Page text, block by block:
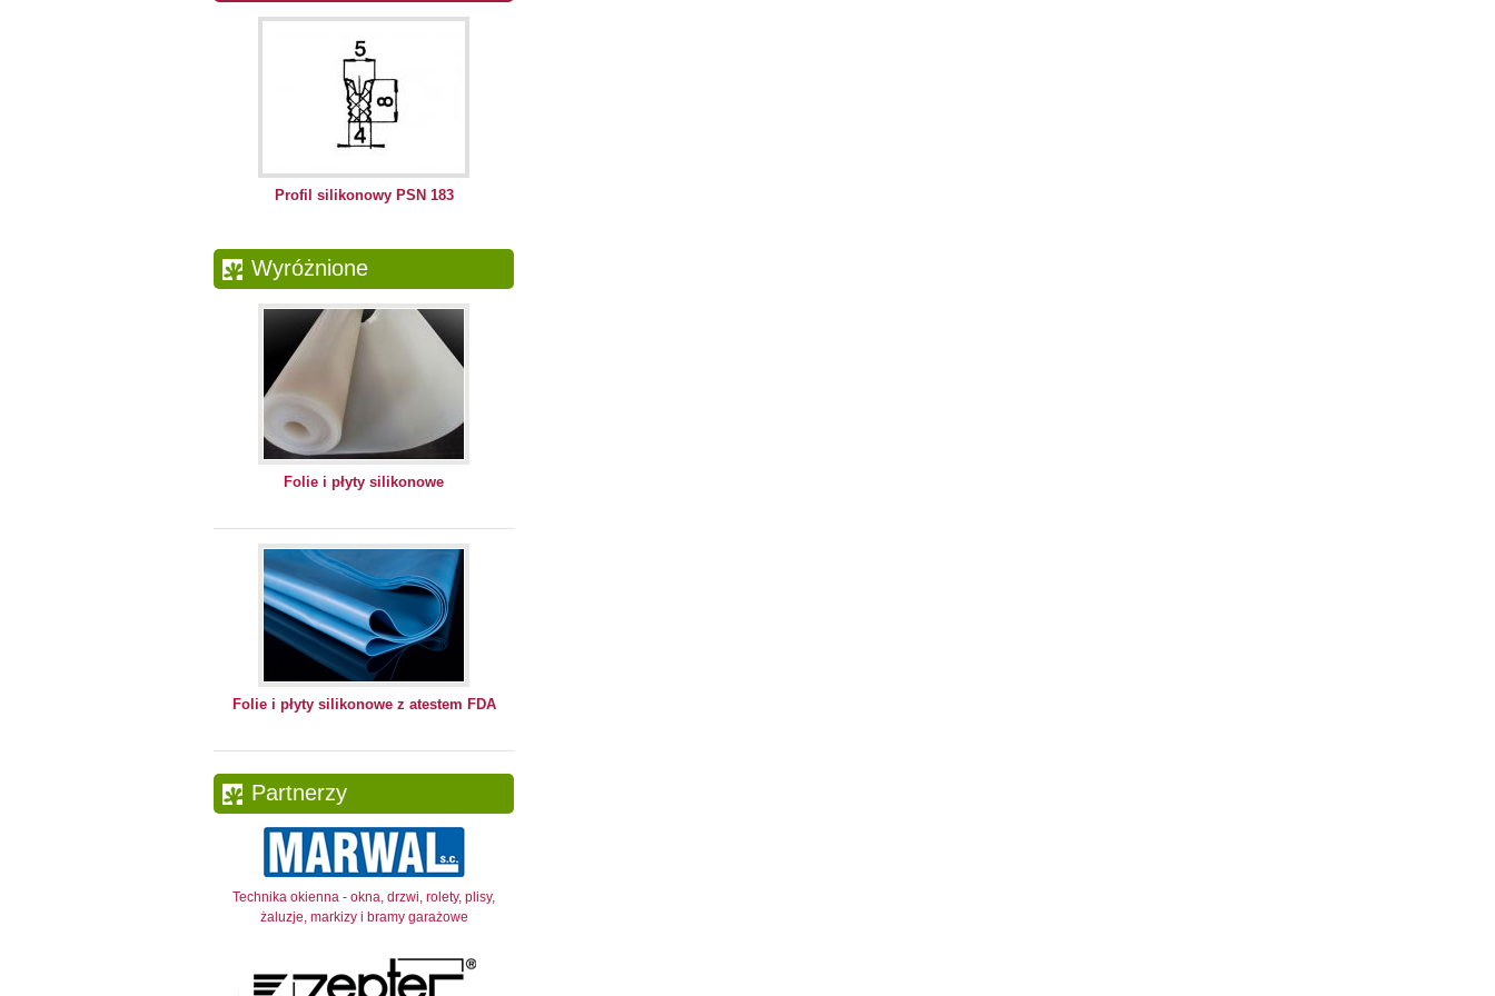
Profil silikonowy PSN 183
Wyróżnione
Folie i płyty silikonowe
Folie i płyty silikonowe z atestem FDA
Partnerzy
Technika okienna - okna, drzwi, rolety, plisy,
żaluzje, markizy i bramy garażowe